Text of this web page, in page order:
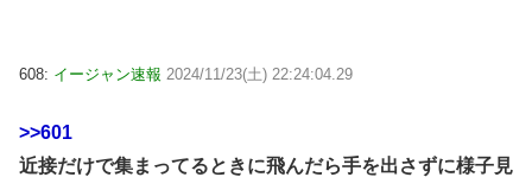
608: イージャン速報 2024/11/23(土) 22:24:04.29
>>601
近接だけで集まってるときに飛んだら手を出さずに様子見